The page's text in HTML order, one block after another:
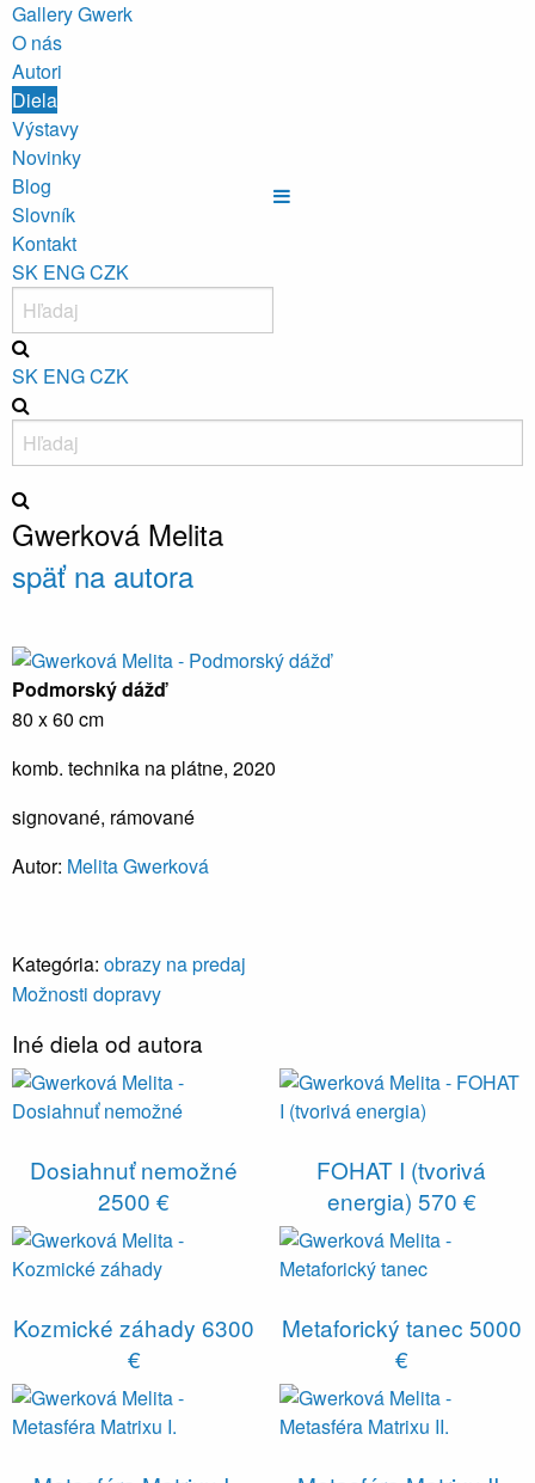
Gallery Gwerk
O nás
Autori
Diela
Výstavy
Novinky
Blog
Slovník
Kontakt
SK ENGCZK
SK ENGCZK
Gwerková Melita
späť na autora
Podmorský dážď
80 x 60 cm
komb. technika na plátne, 2020
signované, rámované
Autor: Melita Gwerková
Kategória: obrazy na predaj
Možnosti dopravy
Iné diela od autora
Dosiahnuť nemožné
2500 €
FOHAT I (tvorivá
energia) 570 €
Kozmické záhady 6300
€
Metaforický tanec 5000
€